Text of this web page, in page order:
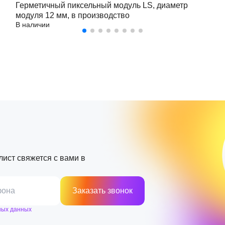
Герметичный пиксельный модуль LS, диаметр
модуля 12 мм, в производство
В наличии
свяжется с вами в
Заказать звонок
данных